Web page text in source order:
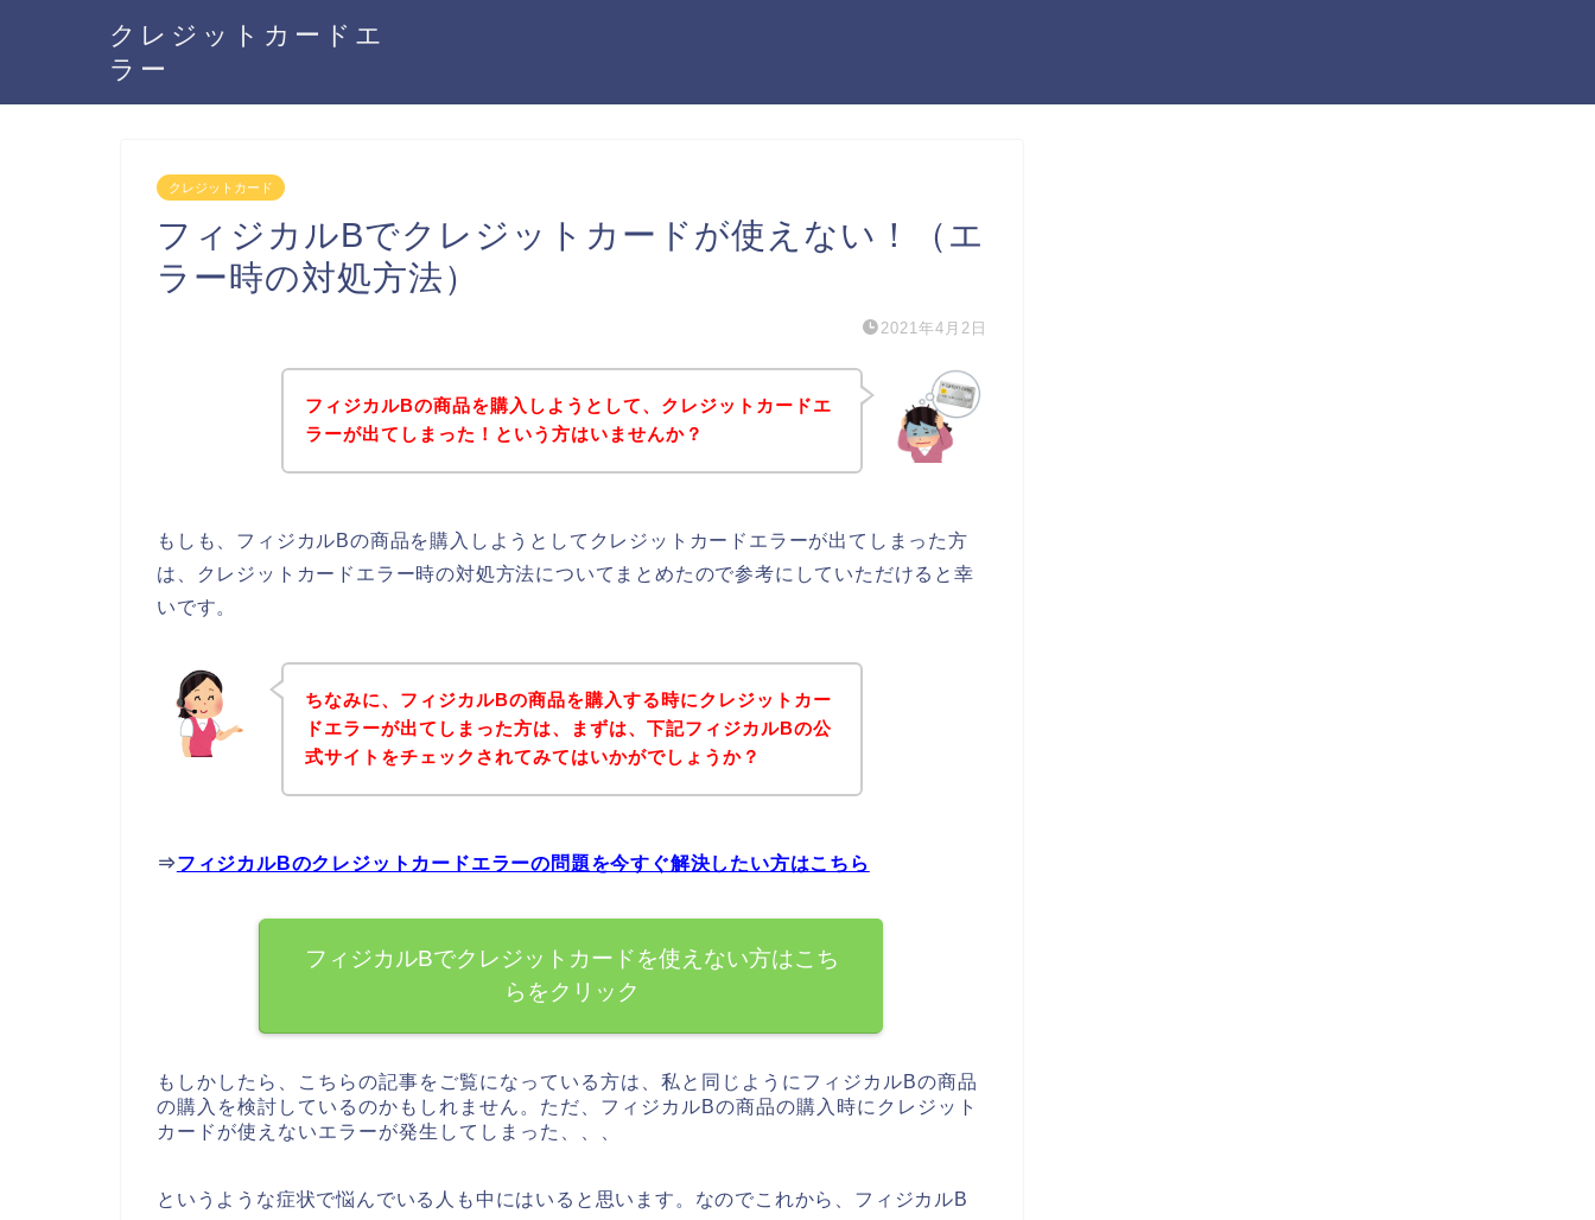
クレジットカードエ
ラー
クレジットカード
フィジカルBでクレジットカードが使えない！（エ
ラー時の対処方法）
2021年4月2日
フィジカルBの商品を購入しようとして、クレジットカードエ
ラーが出てしまった！という方はいませんか？
もしも、フィジカルBの商品を購入しようとしてクレジットカードエラーが出てしまった方
は、クレジットカードエラー時の対処方法についてまとめたので参考にしていただけると幸
いです。
ちなみに、フィジカルBの商品を購入する時にクレジットカー
ドエラーが出てしまった方は、まずは、下記フィジカルBの公
式サイトをチェックされてみてはいかがでしょうか？
⇒フィジカルBのクレジットカードエラーの問題を今すぐ解決したい方はこちら
フィジカルBでクレジットカードを使えない方はこち
らをクリック
もしかしたら、こちらの記事をご覧になっている方は、私と同じようにフィジカルBの商品
の購入を検討しているのかもしれません。ただ、フィジカルBの商品の購入時にクレジット
カードが使えないエラーが発生してしまった、、、
というような症状で悩んでいる人も中にはいると思います。なのでこれから、フィジカルB